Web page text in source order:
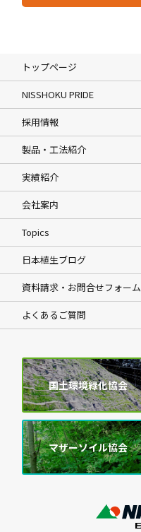
トップページ
NISSHOKU PRIDE
採用情報
製品・工法紹介
実績紹介
会社案内
Topics
日本植生ブログ
資料請求・お問合せフォーム
よくあるご質問
国土環境緑化協会
マザーソイル協会